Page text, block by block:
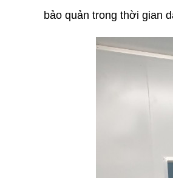
bảo quản trong thời gian